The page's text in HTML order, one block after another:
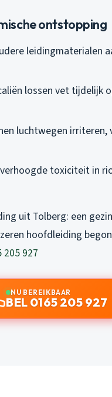
ontstopping
leidingmaterialen
lossen vet tijdelijk
luchtwegen
toxiciteit in
uit Tolberg: een
hoofdleiding
927
NU BEREIKBAAR
BEL 0165 205 927